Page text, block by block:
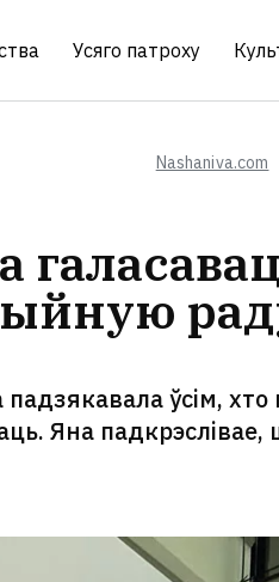
Усяго патроху
Nashaniva.com
ўсім, хто
Яна